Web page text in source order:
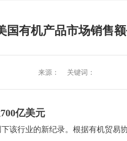
国有机产品市场销售
来源： 关键词：
亿美元
该行业的新纪录。根据有机贸